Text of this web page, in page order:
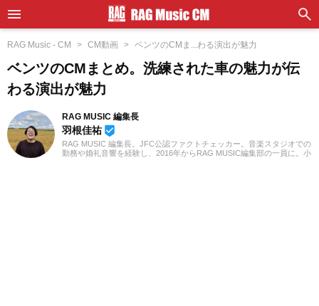
RAG Music - CM CM動画 ベンツのCMま...わる演出が魅力
ベンツのCMまとめ。洗練された車の魅力が伝
わる演出が魅力
RAG MUSIC 編集長
羽根佳祐 beenhere
RAG MUSIC 編集長。JFC公認ファクトチェッカー。音楽スタジオでの
勤務や婚礼音響を経験し、2016年からRAG MUSIC編集部の一員に。小